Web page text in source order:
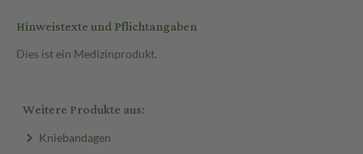
Hinweistexte und Pflichtangaben
Dies ist ein Medizinprodukt.
Weitere Produkte aus:
Kniebandagen